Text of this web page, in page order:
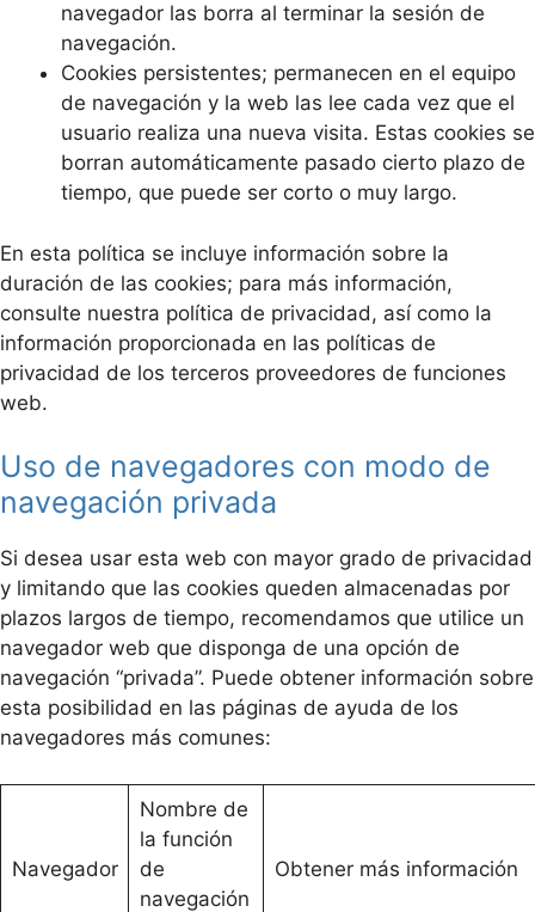
navegador las borra al terminar la sesión de
navegación.
Cookies persistentes; permanecen en el equipo
de navegación y la web las lee cada vez que el
usuario realiza una nueva visita. Estas cookies se
borran automáticamente pasado cierto plazo de
tiempo, que puede ser corto o muy largo.
En esta política se incluye información sobre la
duración de las cookies; para más información,
consulte nuestra política de privacidad, así como la
información proporcionada en las políticas de
privacidad de los terceros proveedores de funciones
web.
Uso de navegadores con modo de
navegación privada
Si desea usar esta web con mayor grado de privacidad
y limitando que las cookies queden almacenadas por
plazos largos de tiempo, recomendamos que utilice un
navegador web que disponga de una opción de
navegación “privada”. Puede obtener información sobre
esta posibilidad en las páginas de ayuda de los
navegadores más comunes:
Navegador
Nombre de
la función
de
navegación
Obtener más información